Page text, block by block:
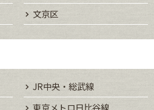
文京区
JR中央・総武線
東京メトロ日比谷線